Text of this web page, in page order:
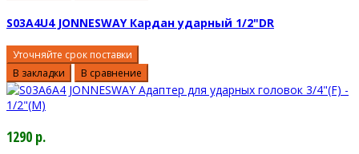
S03A4U4 JONNESWAY Кардан ударный 1/2"DR
Уточняйте срок поставки
В закладки
В сравнение
1290 р.